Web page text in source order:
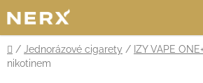
na
obsah
Domů
/ Jednorázové cigarety / IZY VAPE ONE+
nikotinem